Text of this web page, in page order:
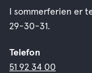
I sommerferien er
29-30-31.
Telefon
51 92 34 00